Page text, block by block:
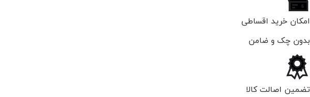
امکان خرید اقساطی
بدون چک و ضامن
تضمین اصالت کالا